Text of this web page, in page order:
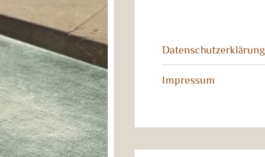
Datenschutzerklärung
Impressum